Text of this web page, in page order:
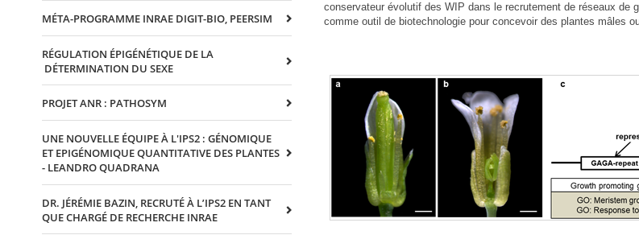
conservateur évolutif des WIP dans le recrutement de réseaux
comme outil de biotechnologie pour concevoir des plantes mâles
MÉTA-PROGRAMME INRAE DIGIT-BIO, PEERSIM
RÉGULATION ÉPIGÉNÉTIQUE DE LA
DÉTERMINATION DU SEXE
PROJET ANR : PATHOSYM
UNE NOUVELLE ÉQUIPE À L'IPS2 : GÉNOMIQUE
ET EPIGÉNOMIQUE QUANTITATIVE DES PLANTES
- LEANDRO QUADRANA
DR. JÉRÉMIE BAZIN, RECRUTÉ À L’IPS2 EN TANT
QUE CHARGÉ DE RECHERCHE INRAE